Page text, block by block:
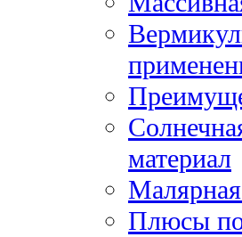
материал
Малярная
Плюсы